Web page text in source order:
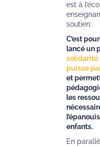
est à
soutien.
C’est
lancé un
solidarité
puisse
et
les
enfants.
En